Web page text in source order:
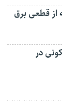
از قطعی برق
در